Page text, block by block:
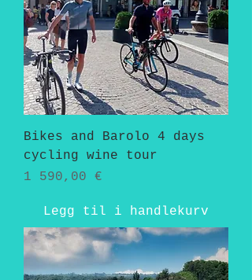
Bikes and Barolo 4 days
cycling wine tour
Pris
1 590,00 €
Legg til i handlekurv